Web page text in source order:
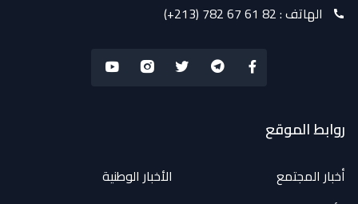
الهاتف :(+213) 782 67 61 82
روابط الموقع
أخبار المجتمع
الأخبار الوطنية